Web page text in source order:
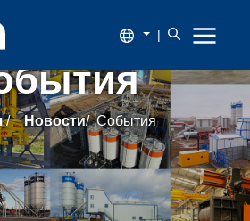
|
/ Новости/ События